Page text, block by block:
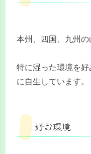
本州、四国、九州の
特に湿った環境を
に自生しています。
好む環境